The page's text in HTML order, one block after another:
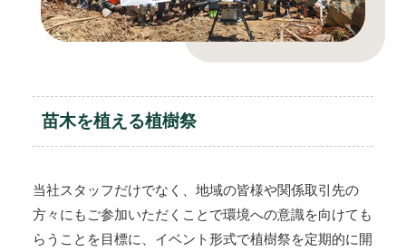
苗木を植える植樹祭
当社スタッフだけでなく、地域の皆様や関係取引先の
方々にもご参加いただくことで環境への意識を向けても
らうことを目標に、イベント形式で植樹祭を定期的に開